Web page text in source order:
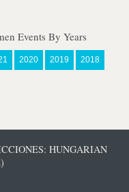
Events By Years
2020 2019 2018
HUNGARIAN